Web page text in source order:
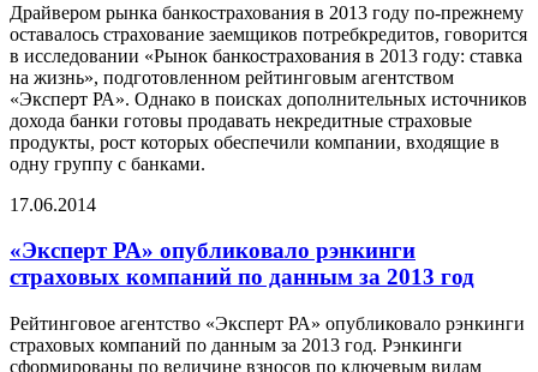
Драйвером рынка банкострахования в 2013 году по-прежнему
оставалось страхование заемщиков потребкредитов, говорится
в исследовании «Рынок банкострахования в 2013 году: ставка
на жизнь», подготовленном рейтинговым агентством
«Эксперт РА». Однако в поисках дополнительных источников
дохода банки готовы продавать некредитные страховые
продукты, рост которых обеспечили компании, входящие в
одну группу с банками.
17.06.2014
«Эксперт РА» опубликовало рэнкинги
страховых компаний по данным за 2013 год
Рейтинговое агентство «Эксперт РА» опубликовало рэнкинги
страховых компаний по данным за 2013 год. Рэнкинги
сформированы по величине взносов по ключевым видам